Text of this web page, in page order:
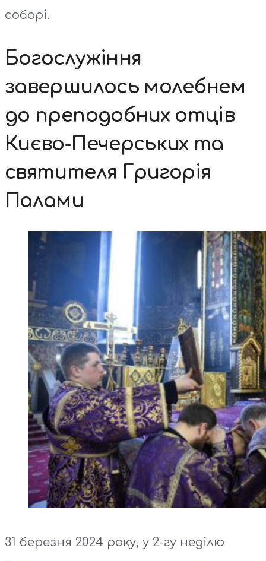
соборі.
Богослужіння
завершилось молебнем
до преподобних отців
Києво-Печерських та
святителя Григорія
Палами
31 березня 2024 року, у 2-гу неділю